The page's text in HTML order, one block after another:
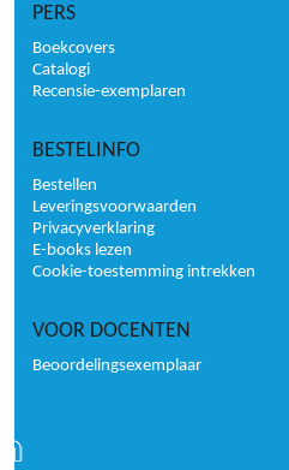
PERS
Boekcovers
Catalogi
Recensie-exemplaren
BESTELINFO
Bestellen
Leveringsvoorwaarden
Privacyverklaring
E-books lezen
Cookie-toestemming intrekken
VOOR DOCENTEN
Beoordelingsexemplaar